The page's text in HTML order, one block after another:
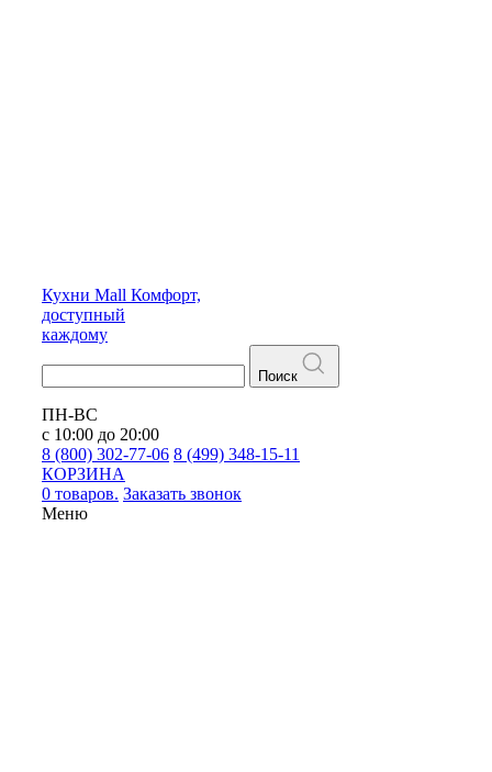
Кухни Mall Комфорт,
доступный
каждому
Поиск
ПН-ВС
с 10:00 до 20:00
8 (800) 302-77-06 8 (499) 348-15-11
КОРЗИНА
0 товаров. Заказать звонок
Меню